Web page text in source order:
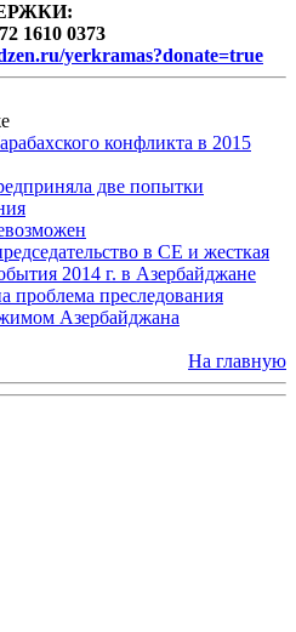
1610 0373
yerkramas?donate=true
конфликта в 2015
две попытки
в СЕ и жесткая
2014 г. в Азербайджане
проблема преследования
Азербайджана
На главную